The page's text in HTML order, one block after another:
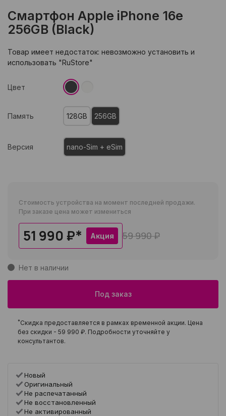
Смартфон Apple iPhone 16e
256GB (Black)
Товар имеет недостаток: невозможно установить и
использовать "RuStore"
Цвет
Память 128GB 256GB
Версия nano-Sim + eSim
Стоимость устройства на момент последней продажи.
При заказе цена может измениться
51 990 ₽* Акция 59 990 ₽
Нет в наличии
Под заказ
*Скидка предоставляется в рамках временной акции. Цена
без скидки - 59 990 ₽. Подробности уточняйте у
консультантов.
Новый
Оригинальный
Не распечатанный
Не восстановленный
Не активированный